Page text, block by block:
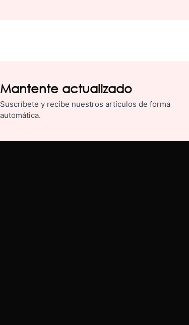
Mantente actualizado
Suscríbete y recibe nuestros artículos de forma
automática.